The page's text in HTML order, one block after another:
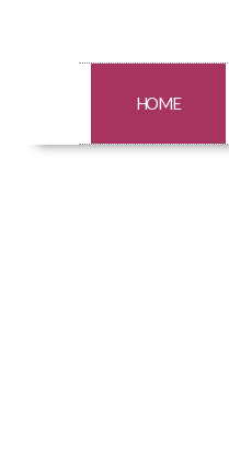
HOME